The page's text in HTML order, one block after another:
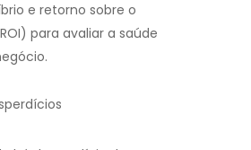
e retorno sobre o
para avaliar a saúde